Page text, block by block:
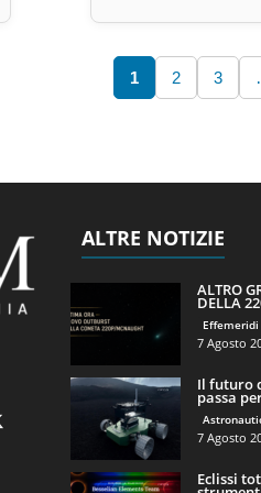
1 2 3
ALTRE NOTIZIE
ALTRO
DELLA
7 Agosto
Il futuro
passa
7 Agosto
Eclissi